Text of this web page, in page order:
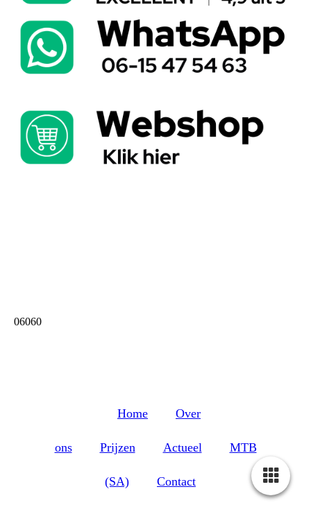
06060
Home Over
ons Prijzen Actueel MTB
(SA) Contact